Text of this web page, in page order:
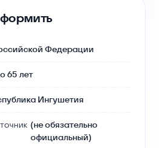
Федерации
65 лет
Ингушетия
(не обязательно
официальный)